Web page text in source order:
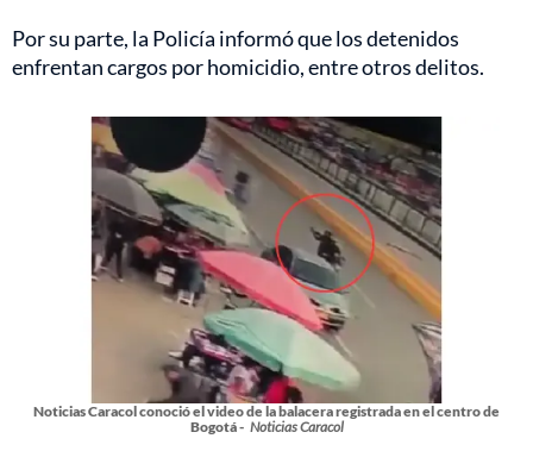
Por su parte, la Policía informó que los detenidos
enfrentan cargos por homicidio, entre otros delitos.
Noticias Caracol conoció el video de la balacera registrada en el centro de
Bogotá - Noticias Caracol